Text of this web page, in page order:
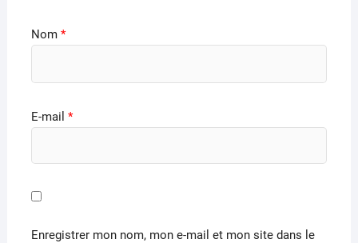
Nom *
E-mail *
Enregistrer mon nom, mon e-mail et mon site dans le